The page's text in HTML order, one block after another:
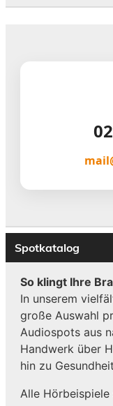
Spotkatalog
So klingt Ihre
In unserem
große Auswahl
Audiospots aus
Handwerk über
hin zu
Alle Hörbeispiele